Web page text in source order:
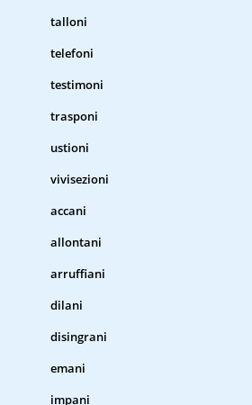
talloni
telefoni
testimoni
trasponi
ustioni
vivisezioni
accani
allontani
arruffiani
dilani
disingrani
emani
impani